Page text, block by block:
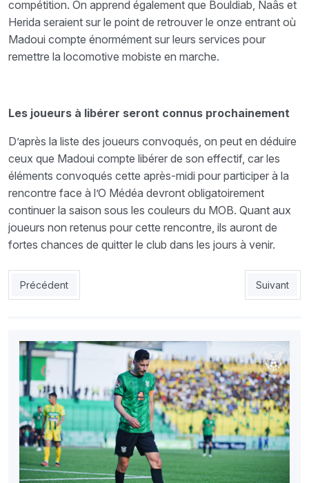
compétition. On apprend également que Bouldiab, Naâs et
Herida seraient sur le point de retrouver le onze entrant où
Madoui compte énormément sur leurs services pour
remettre la locomotive mobiste en marche.
Les joueurs à libérer seront connus prochainement
D’après la liste des joueurs convoqués, on peut en déduire
ceux que Madoui compte libérer de son effectif, car les
éléments convoqués cette après-midi pour participer à la
rencontre face à l’O Médéa devront obligatoirement
continuer la saison sous les couleurs du MOB. Quant aux
joueurs non retenus pour cette rencontre, ils auront de
fortes chances de quitter le club dans les jours à venir.
Article précédent : USMBA – ESS : Un bon résultat pour bien
Précédent Article
Suivant